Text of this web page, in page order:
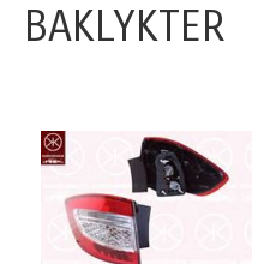
BAKLYKTER